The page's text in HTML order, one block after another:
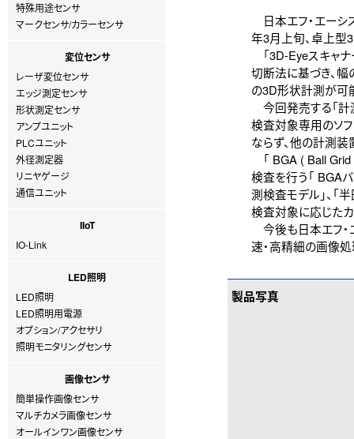
特殊用途センサ
マークセンサ/カラーセンサ
変位センサ
レーザ変位センサ
エッジ測定センサ
形状測定センサ
アンプユニット
PLCユニット
外径測定器
リニヤゲージ
通信ユニット
IIoT
IO-Link
LED照明
LED照明
LED照明用電源
オプション/アクセサリ
照明モニタリングセンサ
画像センサ
簡単操作画像センサ
マルチカメラ画像センサ
オールインワン画像センサ
日本エフ・エーシ
年3月上旬、卓上型
「3D-Eyeスキャ
切断法に基づき、
の3D形状計測が可
今回発売する「計
検査対象専用のソ
ならず、他の計測
「 BGA ( Ball Grid
検査を行う「 BGA
測検査モデル」、「
検査対象に応じたカ
今後も日本エフ・
速・高精細の画像処
製品写真